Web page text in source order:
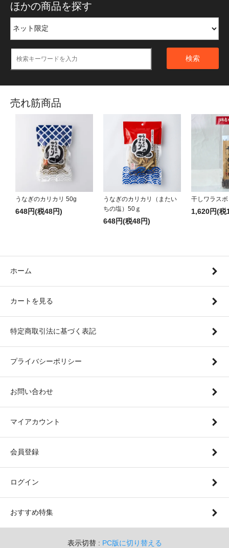
ほかの商品を探す
検索
売れ筋商品
うなぎのカリカリ 50g
648円(税48円)
うなぎのカリカリ（またい
ちの塩）50ｇ
648円(税48円)
干しワラス
1,620円(税
ホーム
カートを見る
特定商取引法に基づく表記
プライバシーポリシー
お問い合わせ
マイアカウント
会員登録
ログイン
おすすめ特集
表示切替 : PC版に切り替える